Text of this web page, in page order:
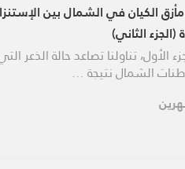
الكيان في الشمال بين
(الجزء الثاني)
الأول، تناولنا تصاعد حالة
الشمال نتيجة …